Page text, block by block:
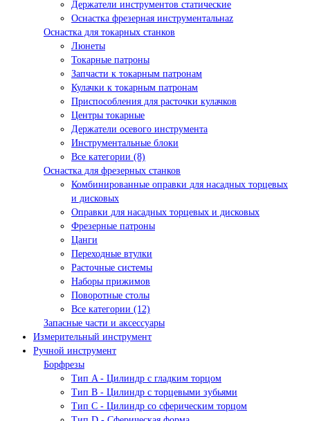
Держатели инструментов статические
Оснастка фрезерная инструментальнаz
Оснастка для токарных станков
Люнеты
Токарные патроны
Запчасти к токарным патронам
Кулачки к токарным патронам
Приспособления для расточки кулачков
Центры токарные
Держатели осевого инструмента
Инструментальные блоки
Все категории (8)
Оснастка для фрезерных станков
Комбинированные оправки для насадных торцевых
и дисковых
Оправки для насадных торцевых и дисковых
Фрезерные патроны
Цанги
Переходные втулки
Расточные системы
Наборы прижимов
Поворотные столы
Все категории (12)
Запасные части и аксессуары
Измерительный инструмент
Ручной инструмент
Борфрезы
Тип A - Цилиндр с гладким торцом
Тип В - Цилиндр с торцевыми зубьями
Тип С - Цилиндр со сферическим торцом